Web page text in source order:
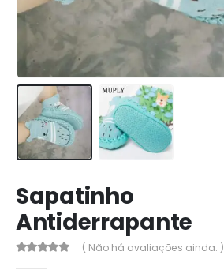
Sapatinho
Antiderrapante
( Não há avaliações ainda. )